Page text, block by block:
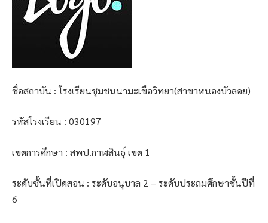
ชื่อสถาบัน : โรงเรียนชุมชนนามะเขือวิทยา(สาขาหนองบัวลอย)
รหัสโรงเรียน : 030197
เขตการศึกษา : สพป.กาฬสินธุ์ เขต 1
ระดับชั้นที่เปิดสอน : ระดับอนุบาล 2 – ระดับประถมศึกษาชั้นปีที่
6